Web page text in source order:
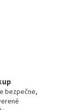
bezpečne,